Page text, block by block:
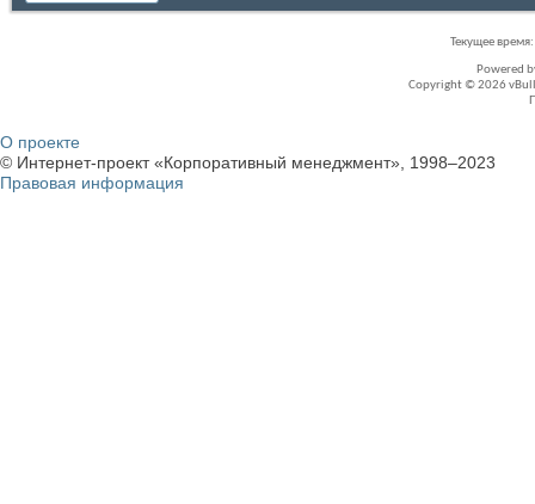
Текущее время:
Powered
Copyright © 2026
О проекте
© Интернет-проект «Корпоративный менеджмент», 1998–2023
Правовая информация